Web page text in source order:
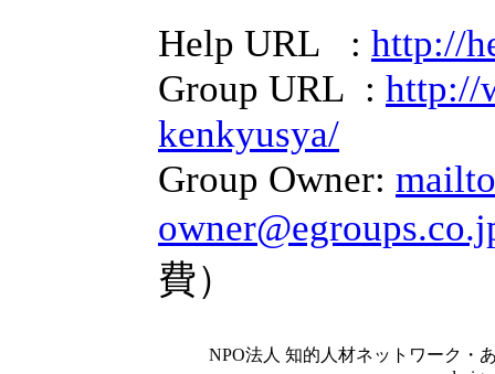
Help URL : http://
Group URL : http://
kenkyusya/
Group Owner:
費）
NPO法人 知的人材ネットワーク・